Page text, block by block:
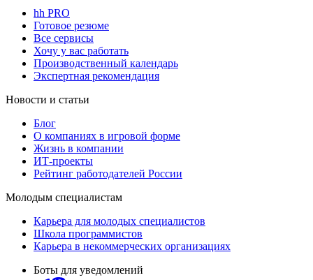
hh PRO
Готовое резюме
Все сервисы
Хочу у вас работать
Производственный календарь
Экспертная рекомендация
Новости и статьи
Блог
О компаниях в игровой форме
Жизнь в компании
ИТ-проекты
Рейтинг работодателей России
Молодым специалистам
Карьера для молодых специалистов
Школа программистов
Карьера в некоммерческих организациях
Боты для уведомлений